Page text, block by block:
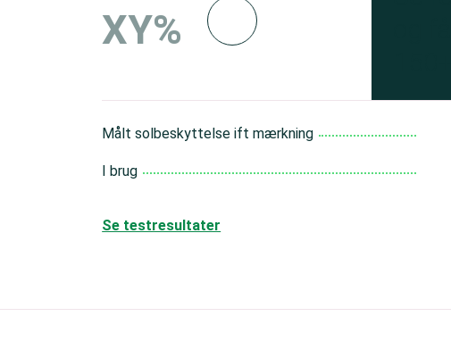
XY%
Målt solbeskyttelse ift mærkning
I brug
Se testresultater